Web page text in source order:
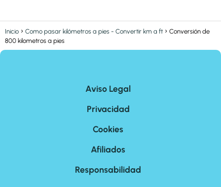
Inicio Como pasar kilómetros a pies - Convertir km a ft
Conversión de
800 kilometros a pies
Aviso Legal
Privacidad
Cookies
Afiliados
Responsabilidad